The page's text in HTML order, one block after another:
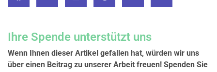
Ihre Spende unterstützt uns
Wenn Ihnen dieser Artikel gefallen hat, würden wir uns
über einen Beitrag zu unserer Arbeit freuen! Spenden Sie